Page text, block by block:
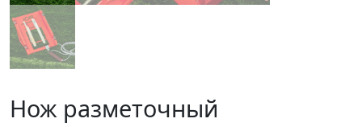
Нож разметочный